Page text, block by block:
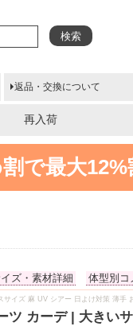
検索
返品・交換について
再入荷
で最大12%
ズ・素材詳細 体型別コ
イズ 麻 UV シアー 日よけ対策 薄手
ツ カーデ | 大きい